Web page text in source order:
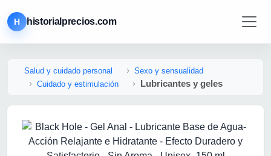
H historialprecios.com
Salud y cuidado personal
Sexo y sensualidad
Cuidado y estimulación
Lubricantes y geles